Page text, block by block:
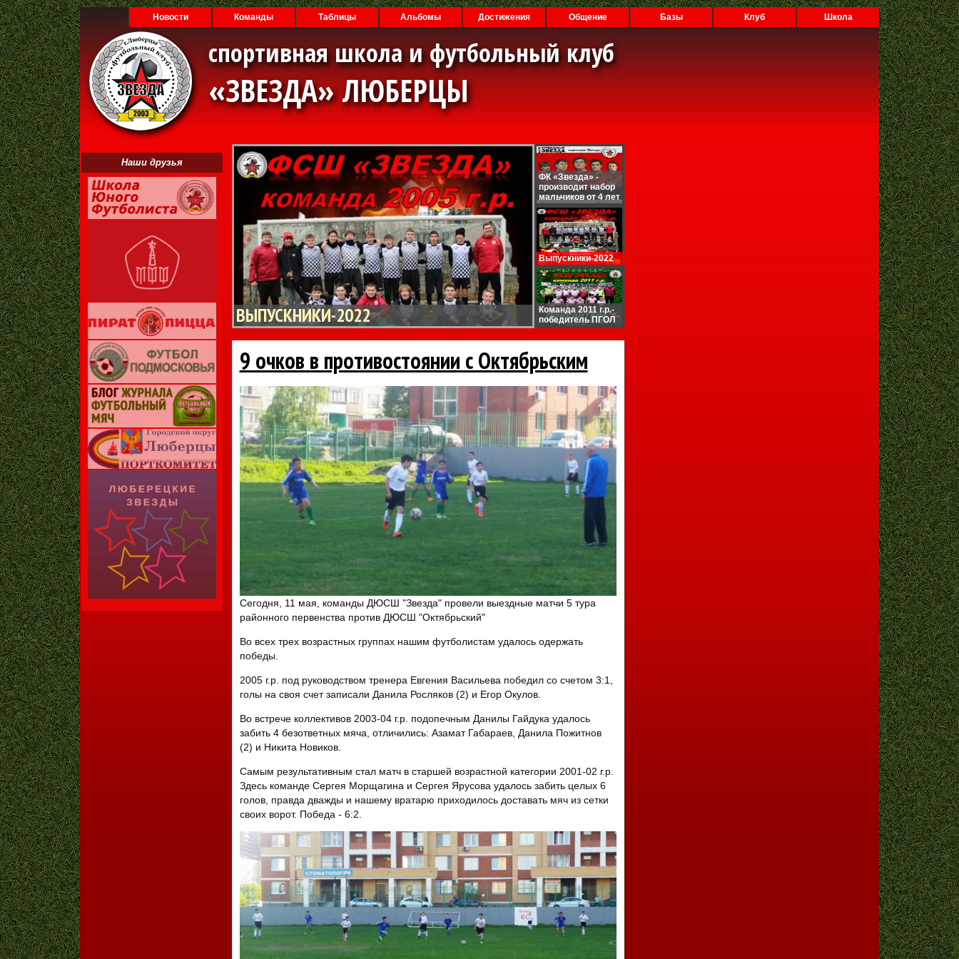
Новости Команды Таблицы Альбомы Достижения Общение Базы Клуб Школа
спортивная школа и футбольный клуб
«ЗВЕЗДА» ЛЮБЕРЦЫ
Наши друзья
ВЫПУСКНИКИ-2022
ФК «Звезда» -
производит набор
мальчиков от 4 лет
Выпускники-2022
Команда 2011 г.р.-
победитель ПГОЛ
9 очков в противостоянии с Октябрьским
Сегодня, 11 мая, команды ДЮСШ "Звезда" провели выездные матчи 5 тура
районного первенства против ДЮСШ "Октябрьский"
Во всех трех возрастных группах нашим футболистам удалось одержать
победы.
2005 г.р. под руководством тренера Евгения Васильева победил со счетом 3:1,
голы на своя счет записали Данила Росляков (2) и Егор Окулов.
Во встрече коллективов 2003-04 г.р. подопечным Данилы Гайдука удалось
забить 4 безответных мяча, отличились: Азамат Габараев, Данила Пожитнов
(2) и Никита Новиков.
Самым результативным стал матч в старшей возрастной категории 2001-02 г.р.
Здесь команде Сергея Морщагина и Сергея Ярусова удалось забить целых 6
голов, правда дважды и нашему вратарю приходилось доставать мяч из сетки
своих ворот. Победа - 6:2.